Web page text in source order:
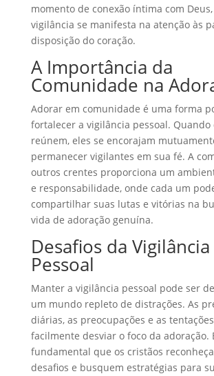
momento de conexão íntima com
vigilância se manifesta na atenção às
disposição do coração.
A Importância da
Comunidade na
Adorar em comunidade é uma forma
fortalecer a vigilância pessoal. Quando
reúnem, eles se encorajam
permanecer vigilantes em sua fé. A
outros crentes proporciona um
e responsabilidade, onde cada um
compartilhar suas lutas e vitórias na
vida de adoração genuína.
Desafios da Vigilância
Pessoal
Manter a vigilância pessoal pode ser
um mundo repleto de distrações. As
diárias, as preocupações e as
facilmente desviar o foco da adoração.
fundamental que os cristãos
desafios e busquem estratégias para